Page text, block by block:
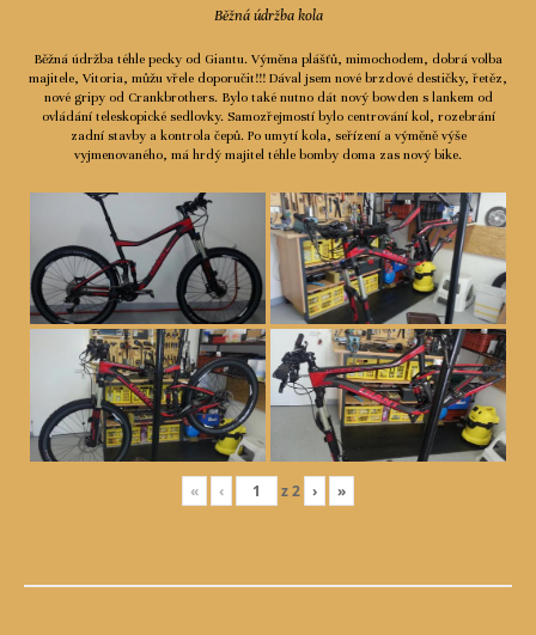
Běžná údržba kola
Běžná údržba téhle pecky od Giantu. Výměna plášťů, mimochodem, dobrá volba
majitele, Vitoria, můžu vřele doporučit!!! Dával jsem nové brzdové destičky, řetěz,
nové gripy od Crankbrothers. Bylo také nutno dát nový bowden s lankem od
ovládání teleskopické sedlovky. Samozřejmostí bylo centrování kol, rozebrání
zadní stavby a kontrola čepů. Po umytí kola, seřízení a výměně výše
vyjmenovaného, má hrdý majitel téhle bomby doma zas nový bike.
« ‹ z2 › »